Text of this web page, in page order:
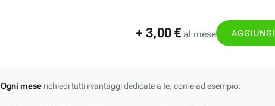
+ 3,00 € al mese AGGIUNGI
Ogni meserichiedi tutti i vantaggi dedicate a te, come ad esempio: